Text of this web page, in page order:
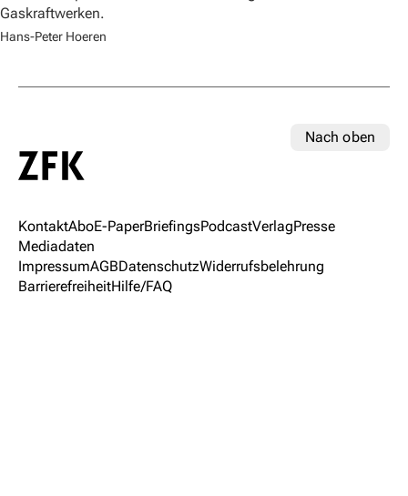
Gaskraftwerken.
Hans-Peter Hoeren
Nach oben
KontaktAboE-PaperBriefingsPodcastVerlagPresse
Mediadaten
ImpressumAGBDatenschutzWiderrufsbelehrung
BarrierefreiheitHilfe/FAQ